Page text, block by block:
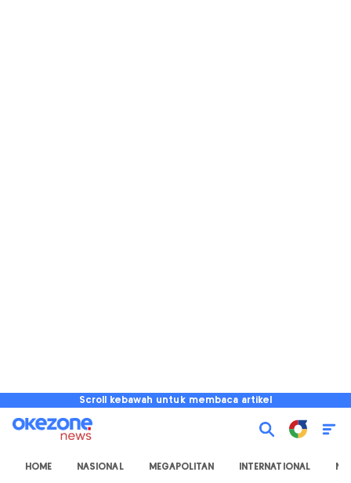
Scroll kebawah untuk membaca artikel
HOME NASIONAL MEGAPOLITAN INTERNATIONAL